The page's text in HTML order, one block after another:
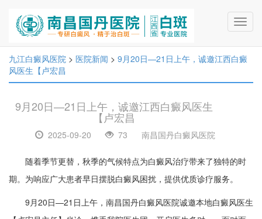
九江白癜风医院 > 医院新闻 > 9月20日—21日上午，诚邀江西白癜
风医生【卢宏昌
9月20日—21日上午，诚邀江西白癜风医生
【卢宏昌
2025-09-20 73 南昌国丹白癜风医院
随着季节更替，秋季的气候特点为白癜风治疗带来了独特的时
期。为响应广大患者早日摆脱白癜风困扰，提供优质诊疗服务。
9月20日—21日上午，南昌国丹白癜风医院诚邀本地白癜风医生